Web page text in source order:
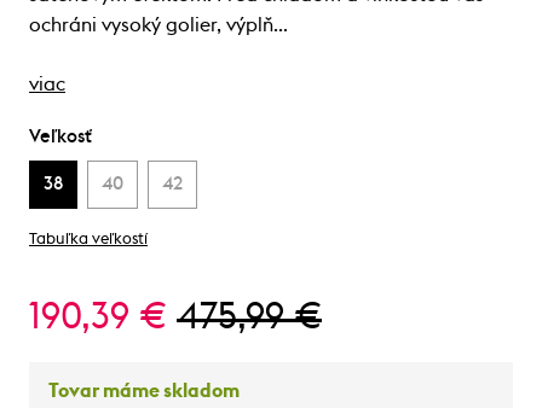
ochráni vysoký golier, výplň…
viac
Veľkosť
38 40 42
Tabuľka veľkostí
190,39 € 475,99 €
Tovar máme skladom